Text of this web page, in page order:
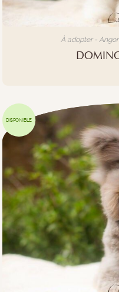
À adopter -
DISPONIBLE